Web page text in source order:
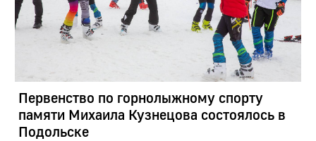
Первенство по горнолыжному спорту
памяти Михаила Кузнецова состоялось в
Подольске